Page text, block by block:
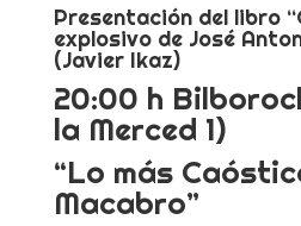
Presentación del libro
explosivo de José
(Javier Ikaz)
20:00 h
la Merced 1)
“Lo más
Macabro”